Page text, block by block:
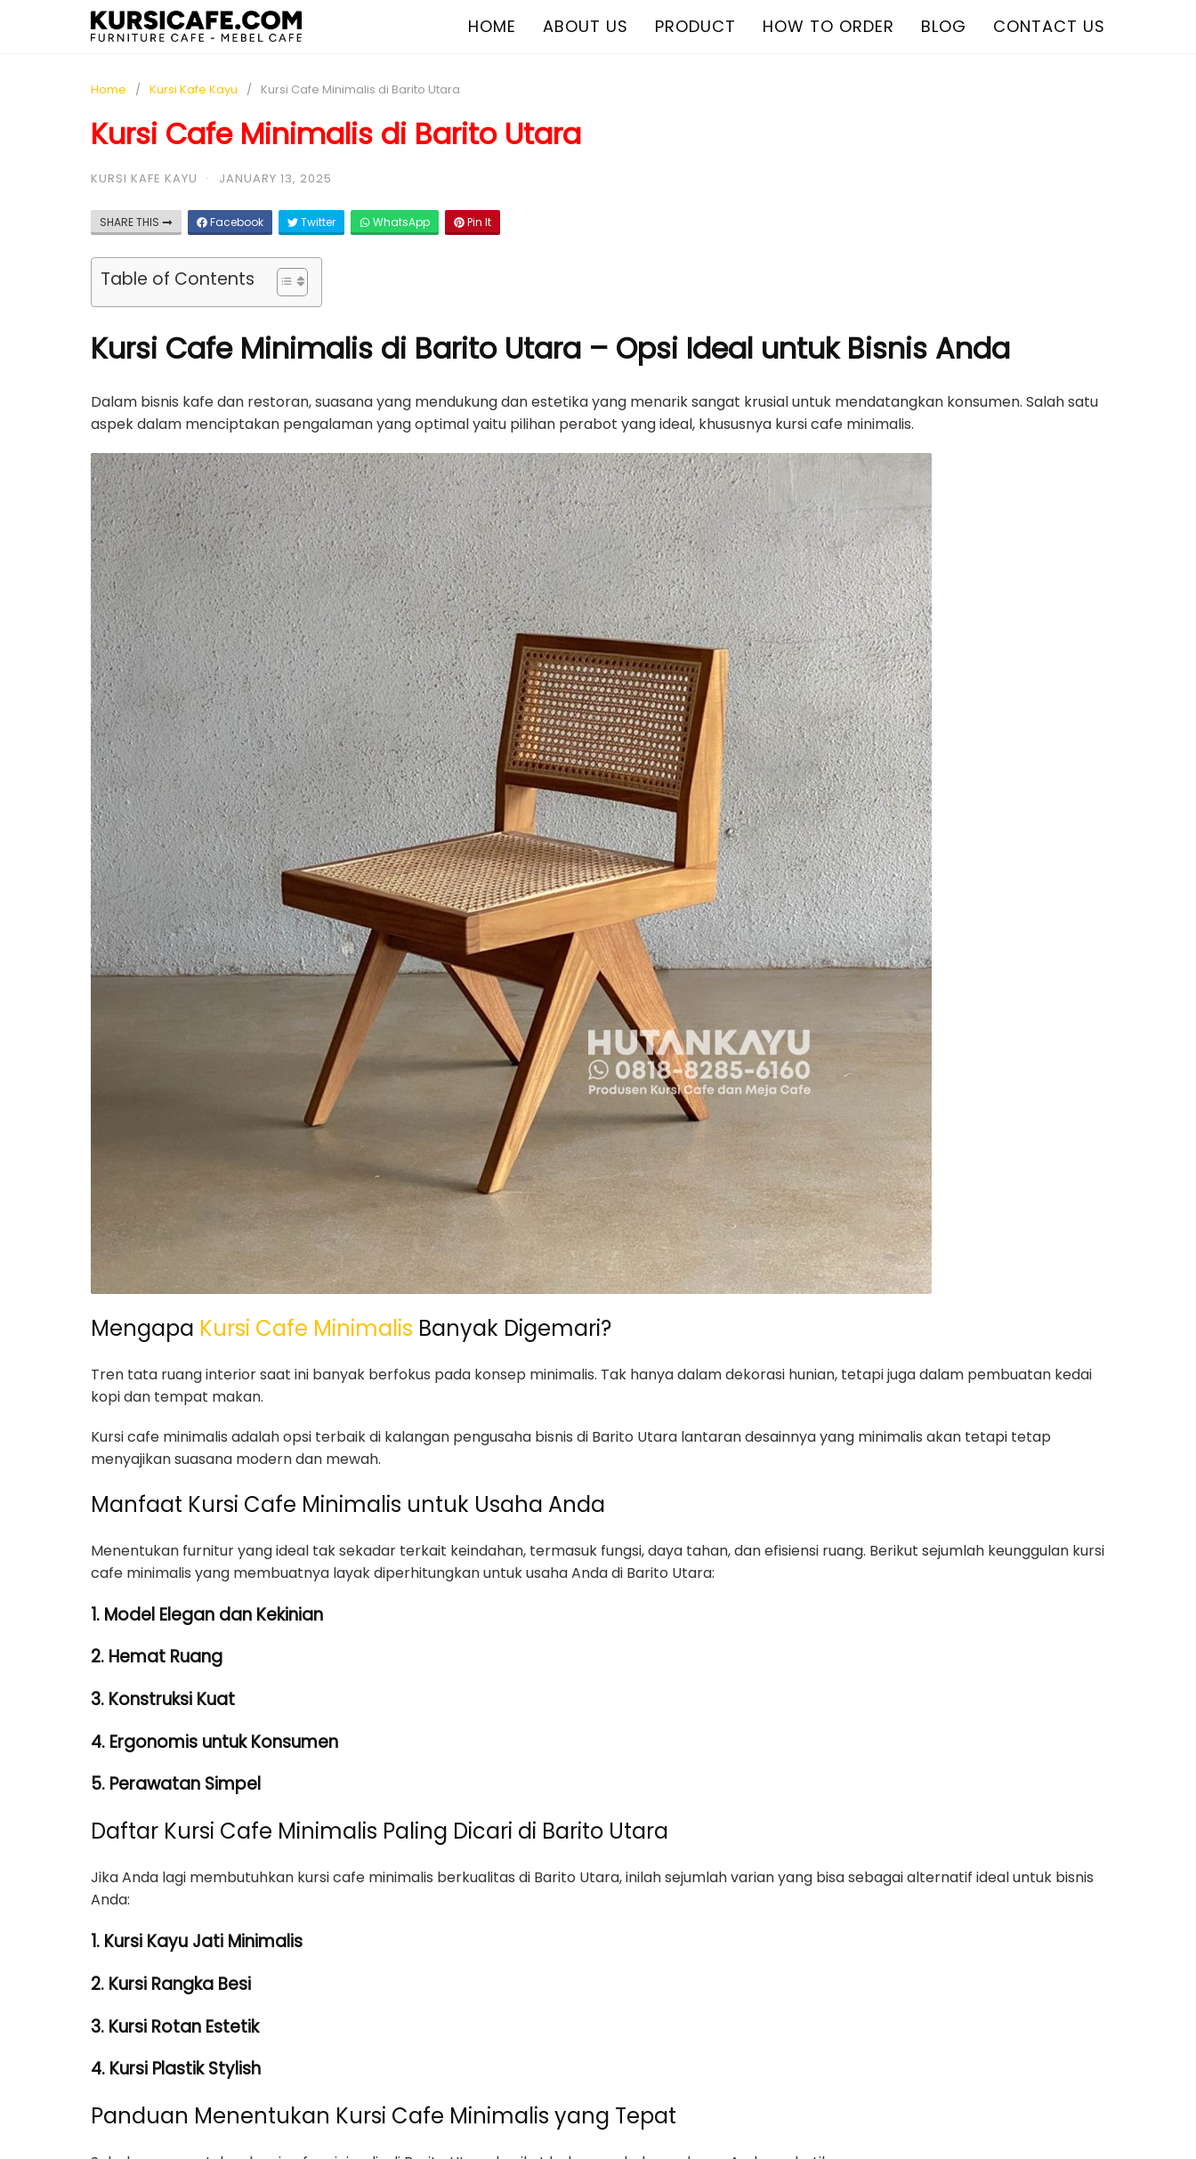
HOME ABOUT US PRODUCT HOW TO ORDER BLOG CONTACT US
Home Kursi Kafe Kayu Kursi Cafe Minimalis di Barito Utara
Kursi Cafe Minimalis di Barito Utara
KURSI KAFE KAYU · JANUARY 13, 2025
SHARE THIS Facebook Twitter WhatsApp Pin It
Table of Contents
Kursi Cafe Minimalis di Barito Utara – Opsi Ideal untuk Bisnis Anda
Dalam bisnis kafe dan restoran, suasana yang mendukung dan estetika yang menarik sangat krusial untuk mendatangkan konsumen. Salah satu
aspek dalam menciptakan pengalaman yang optimal yaitu pilihan perabot yang ideal, khususnya kursi cafe minimalis.
Mengapa Kursi Cafe Minimalis Banyak Digemari?
Tren tata ruang interior saat ini banyak berfokus pada konsep minimalis. Tak hanya dalam dekorasi hunian, tetapi juga dalam pembuatan kedai
kopi dan tempat makan.
Kursi cafe minimalis adalah opsi terbaik di kalangan pengusaha bisnis di Barito Utara lantaran desainnya yang minimalis akan tetapi tetap
menyajikan suasana modern dan mewah.
Manfaat Kursi Cafe Minimalis untuk Usaha Anda
Menentukan furnitur yang ideal tak sekadar terkait keindahan, termasuk fungsi, daya tahan, dan efisiensi ruang. Berikut sejumlah keunggulan kursi
cafe minimalis yang membuatnya layak diperhitungkan untuk usaha Anda di Barito Utara:
1. Model Elegan dan Kekinian
2. Hemat Ruang
3. Konstruksi Kuat
4. Ergonomis untuk Konsumen
5. Perawatan Simpel
Daftar Kursi Cafe Minimalis Paling Dicari di Barito Utara
Jika Anda lagi membutuhkan kursi cafe minimalis berkualitas di Barito Utara, inilah sejumlah varian yang bisa sebagai alternatif ideal untuk bisnis
Anda:
1. Kursi Kayu Jati Minimalis
2. Kursi Rangka Besi
3. Kursi Rotan Estetik
4. Kursi Plastik Stylish
Panduan Menentukan Kursi Cafe Minimalis yang Tepat